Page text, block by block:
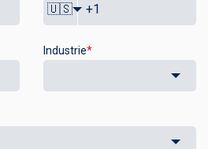
🇺🇸
Industrie*